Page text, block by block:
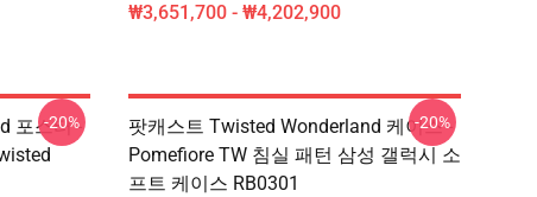
₩3,651,700 - ₩4,202,900
포스터 -
-20%
팟캐스트 Twisted Wonderland 케이스 -
Pomefiore TW 침실 패턴 삼성 갤럭시 소
프트 케이스 RB0301
-20%